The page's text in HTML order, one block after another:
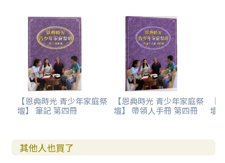
【恩典時光 青少年家庭祭
壇】 筆記 第四冊
【恩典時光 青少年家庭祭
壇】 帶領人手冊 第四冊
【
壇
其他人也買了